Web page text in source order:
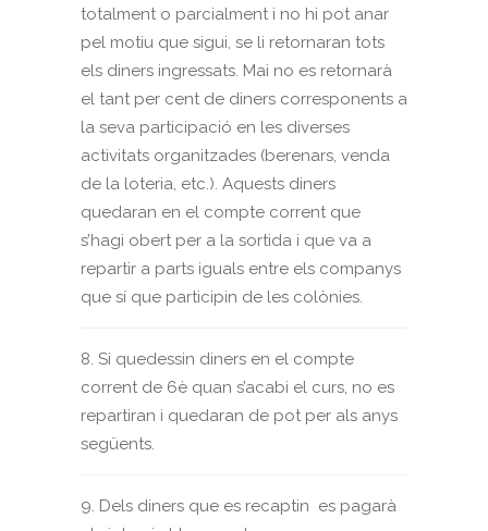
totalment o parcialment i no hi pot anar
pel motiu que sigui, se li retornaran tots
els diners ingressats. Mai no es retornarà
el tant per cent de diners corresponents a
la seva participació en les diverses
activitats organitzades (berenars, venda
de la loteria, etc.). Aquests diners
quedaran en el compte corrent que
s’hagi obert per a la sortida i que va a
repartir a parts iguals entre els companys
que sí que participin de les colònies.
8. Si quedessin diners en el compte
corrent de 6è quan s’acabi el curs, no es
repartiran i quedaran de pot per als anys
següents.
9. Dels diners que es recaptin es pagarà